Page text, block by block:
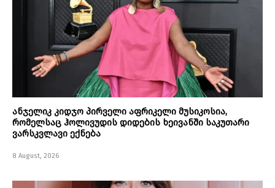
ანჯელიკ კიდჯო პირველი აფრიკელი მუსიკოსია,
რომელსაც ჰოლივუდის დიდების ხეივანში საკუთარი
ვარსკვლავი ექნება
8 August, 2026